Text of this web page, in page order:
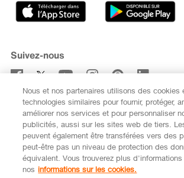
Sponsoring
Médias
Code de conduite et signalement
Suivez-nous
S’abonner à la newsletter
FR
Nous et nos partenaires utilisons des cookies
technologies similaires pour fournir, protéger,
améliorer nos services et pour personnaliser
publicités, aussi sur les sites web de tiers.
peuvent également être transférées vers des
peut-être pas un niveau de protection des
équivalent. Vous trouverez plus d'informations
nos informations sur les cookies.